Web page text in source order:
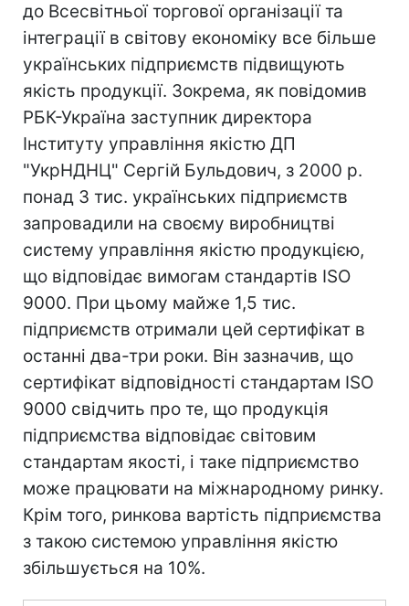
до Всесвітньої торгової організації та
інтеграції в світову економіку все більше
українських підприємств підвищують
якість продукції. Зокрема, як повідомив
РБК-Україна заступник директора
Інституту управління якістю ДП
"УкрНДНЦ" Сергій Бульдович, з 2000 р.
понад 3 тис. українських підприємств
запровадили на своєму виробництві
систему управління якістю продукцією,
що відповідає вимогам стандартів ISO
9000. При цьому майже 1,5 тис.
підприємств отримали цей сертифікат в
останні два-три роки. Він зазначив, що
сертифікат відповідності стандартам ISO
9000 свідчить про те, що продукція
підприємства відповідає світовим
стандартам якості, і таке підприємство
може працювати на міжнародному ринку.
Крім того, ринкова вартість підприємства
з такою системою управління якістю
збільшується на 10%.